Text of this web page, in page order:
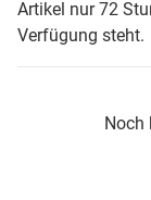
Artikel nur 72
Verfügung steht.
Noch